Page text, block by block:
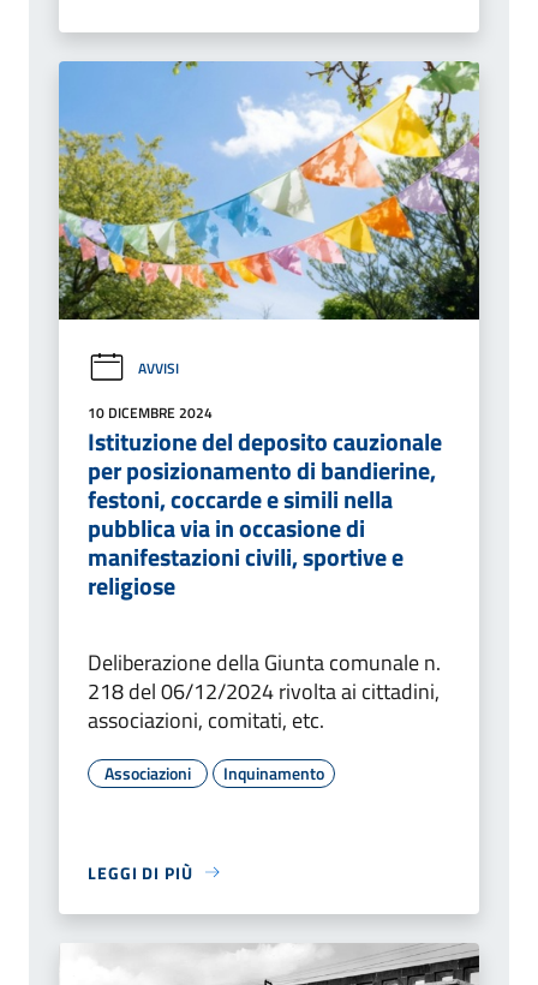
AVVISI
10 DICEMBRE 2024
Istituzione del deposito cauzionale
per posizionamento di bandierine,
festoni, coccarde e simili nella
pubblica via in occasione di
manifestazioni civili, sportive e
religiose
Deliberazione della Giunta comunale n.
218 del 06/12/2024 rivolta ai cittadini,
associazioni, comitati, etc.
Associazioni Inquinamento
LEGGI DI PIÙ